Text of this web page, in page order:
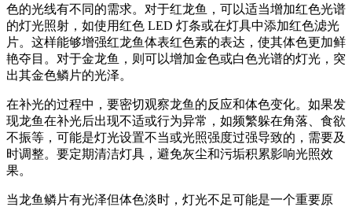
色的光线有不同的需求。对于红龙鱼，可以适当增加红色光谱
的灯光照射，如使用红色 LED 灯条或在灯具中添加红色滤光
片。这样能够增强红龙鱼体表红色素的表达，使其体色更加鲜
艳夺目。对于金龙鱼，则可以增加金色或白色光谱的灯光，突
出其金色鳞片的光泽。
在补光的过程中，要密切观察龙鱼的反应和体色变化。如果发
现龙鱼在补光后出现不适或行为异常，如频繁躲在角落、食欲
不振等，可能是灯光设置不当或光照强度过强导致的，需要及
时调整。要定期清洁灯具，避免灰尘和污垢积累影响光照效
果。
当龙鱼鳞片有光泽但体色淡时，灯光不足可能是一个重要原